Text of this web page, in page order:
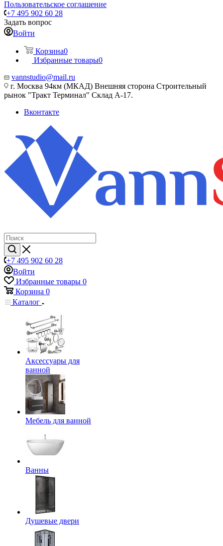
Пользовательское соглашение
+7 495 902 60 28
Задать вопрос
Войти
Корзина0
Избранные товары0
vannstudio@mail.ru
г. Москва 94км (МКАД) Внешняя сторона Строительный
рынок "Тракт Терминал" Склад А-17.
Вконтакте
+7 495 902 60 28
Войти
Избранные товары 0
Корзина 0
Каталог
Аксессуары для
ванной
Мебель для ванной
Ванны
Душевые двери